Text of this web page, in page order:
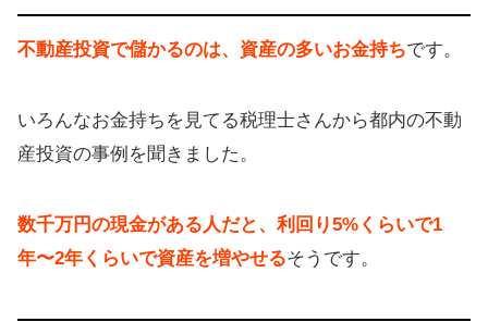
不動産投資で儲かるのは、資産の多いお金持ちです。
いろんなお金持ちを見てる税理士さんから都内の不動
産投資の事例を聞きました。
数千万円の現金がある人だと、利回り5%くらいで1
年〜2年くらいで資産を増やせるそうです。